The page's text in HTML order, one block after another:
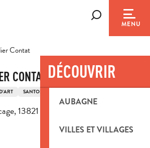
MENU
DÉCOUVRIR
AUBAGNE
VILLES ET VILLAGES
Contat
CONTAT
SANTONNIER
13821 La Penne-sur-Huveaune
favoris